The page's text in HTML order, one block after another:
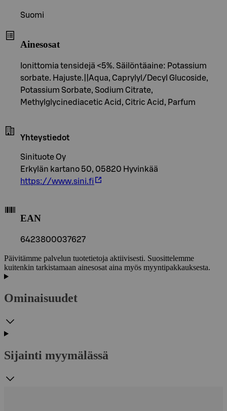
Suomi
Ainesosat
Ionittomia tensidejä <5%. Säilöntäaine: Potassium
sorbate. Hajuste.||Aqua, Caprylyl/Decyl Glucoside,
Potassium Sorbate, Sodium Citrate,
Methylglycinediacetic Acid, Citric Acid, Parfum
Yhteystiedot
Sinituote Oy
Erkylän kartano 50, 05820 Hyvinkää
https://www.sini.fi
EAN
6423800037627
Päivitämme palvelun tuotetietoja aktiivisesti. Suosittelemme
kuitenkin tarkistamaan ainesosat aina myös myyntipakkauksesta.
Ominaisuudet
Sijainti myymälässä